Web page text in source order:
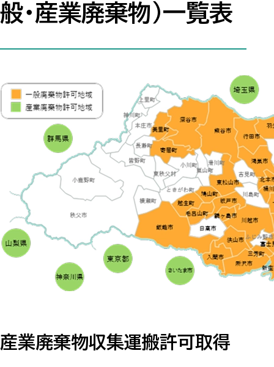
般・産業廃棄物）一覧表
産業廃棄物収集運搬許可取得